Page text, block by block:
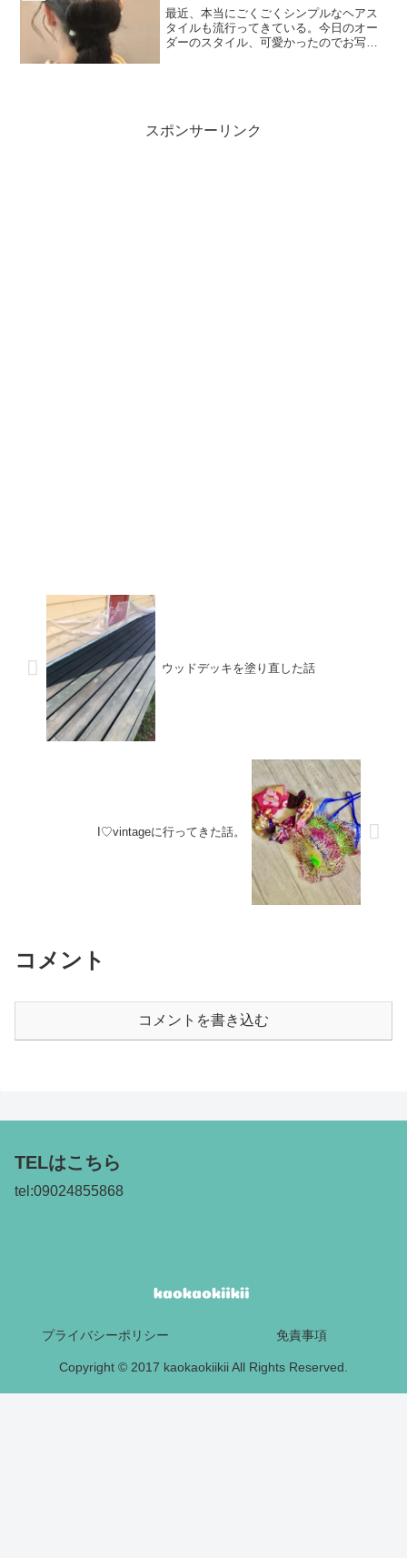
最近、本当にごくごくシンプルなヘアス
タイルも流行ってきている。今日のオー
ダーのスタイル、可愛かったのでお写真
スポンサーリンク
ウッドデッキを塗り直した話
I♡vintageに行ってきた話。
コメント
コメントを書き込む
TELはこちら
tel:09024855868
プライバシーポリシー 免責事項
Copyright © 2017 kaokaokiikii All Rights Reserved.